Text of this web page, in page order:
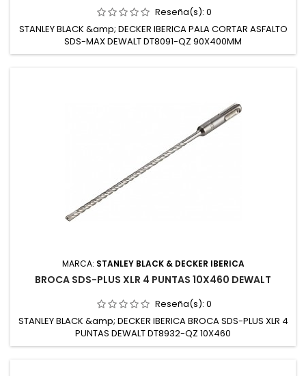
Reseña(s): 0
STANLEY BLACK &amp; DECKER IBERICA PALA CORTAR ASFALTO
SDS-MAX DEWALT DT8091-QZ 90X400MM
MARCA: STANLEY BLACK & DECKER IBERICA
BROCA SDS-PLUS XLR 4 PUNTAS 10X460 DEWALT
Reseña(s): 0
STANLEY BLACK &amp; DECKER IBERICA BROCA SDS-PLUS XLR 4
PUNTAS DEWALT DT8932-QZ 10X460